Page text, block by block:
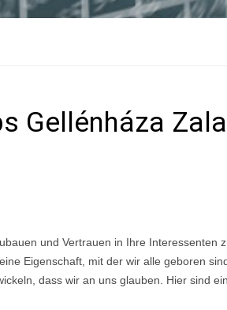
Gellénháza Zala
und Vertrauen in Ihre Interessenten
Eigenschaft, mit der wir alle geboren
dass wir an uns glauben. Hier sind